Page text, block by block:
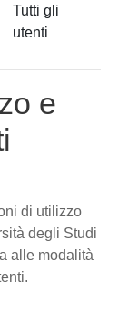
Tutti gli
utenti
e
di utilizzo
degli Studi
alle modalità